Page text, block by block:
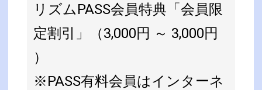
リズムPASS会員特典「会員限
定割引」（3,000円 ～ 3,000円
）
※PASS有料会員はインターネ